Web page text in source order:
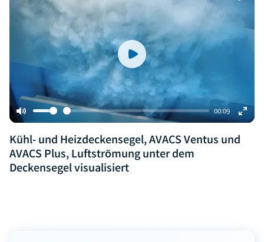
Mute
00:09
Enter
Play
Kühl- und Heizdeckensegel, AVACS Ventus und
AVACS Plus, Luftströmung unter dem
Deckensegel visualisiert